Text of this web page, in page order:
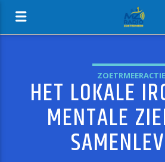
MZ-RADIO
HET LOKALE
MENTALE